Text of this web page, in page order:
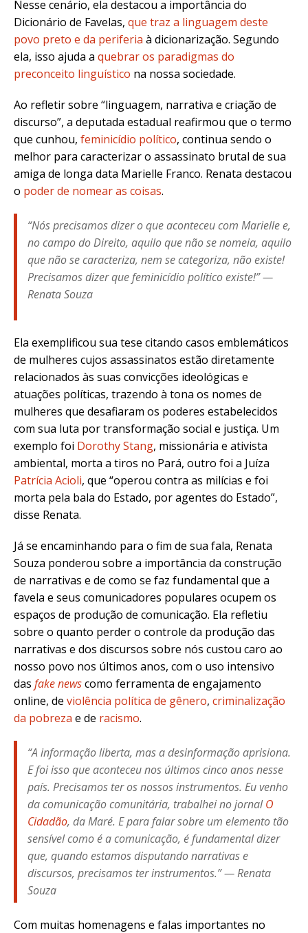
Nesse cenário, ela destacou a importância do
Dicionário de Favelas, que traz a linguagem deste
povo preto e da periferia à dicionarização. Segundo
ela, isso ajuda a quebrar os paradigmas do
preconceito linguístico na nossa sociedade.
Ao refletir sobre “linguagem, narrativa e criação de
discurso”, a deputada estadual reafirmou que o termo
que cunhou, feminicídio político, continua sendo o
melhor para caracterizar o assassinato brutal de sua
amiga de longa data Marielle Franco. Renata destacou
o poder de nomear as coisas.
“Nós precisamos dizer o que aconteceu com Marielle e,
no campo do Direito, aquilo que não se nomeia, aquilo
que não se caracteriza, nem se categoriza, não existe!
Precisamos dizer que feminicídio político existe!” —
Renata Souza
Ela exemplificou sua tese citando casos emblemáticos
de mulheres cujos assassinatos estão diretamente
relacionados às suas convicções ideológicas e
atuações políticas, trazendo à tona os nomes de
mulheres que desafiaram os poderes estabelecidos
com sua luta por transformação social e justiça. Um
exemplo foi Dorothy Stang, missionária e ativista
ambiental, morta a tiros no Pará, outro foi a Juíza
Patrícia Acioli, que “operou contra as milícias e foi
morta pela bala do Estado, por agentes do Estado”,
disse Renata.
Já se encaminhando para o fim de sua fala, Renata
Souza ponderou sobre a importância da construção
de narrativas e de como se faz fundamental que a
favela e seus comunicadores populares ocupem os
espaços de produção de comunicação. Ela refletiu
sobre o quanto perder o controle da produção das
narrativas e dos discursos sobre nós custou caro ao
nosso povo nos últimos anos, com o uso intensivo
das fake newscomo ferramenta de engajamento
online, de violência política de gênero, criminalização
da pobreza e de racismo.
“A informação liberta, mas a desinformação aprisiona.
E foi isso que aconteceu nos últimos cinco anos nesse
país. Precisamos ter os nossos instrumentos. Eu venho
da comunicação comunitária, trabalhei no jornalO
Cidadão, da Maré. E para falar sobre um elemento tão
sensível como é a comunicação, é fundamental dizer
que, quando estamos disputando narrativas e
discursos, precisamos ter instrumentos.” — Renata
Souza
Com muitas homenagens e falas importantes no